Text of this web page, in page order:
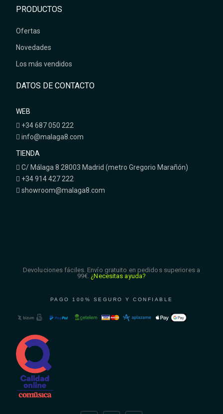
PRODUCTOS
Ofertas
Novedades
Los más vendidos
DATOS DE CONTACTO
WEB
+34 687 050 222
info@malaga8.com
TIENDA
C/ Málaga 8 28003 Madrid (metro Gregorio Marañón)
+34 914 427 222
showroom@malaga8.com
Devoluciones fáciles. Envío gratuito en pedidos superiores a
99€. ¿Necesitas ayuda?
PAGO 100% SEGURO Y CONFIABLE